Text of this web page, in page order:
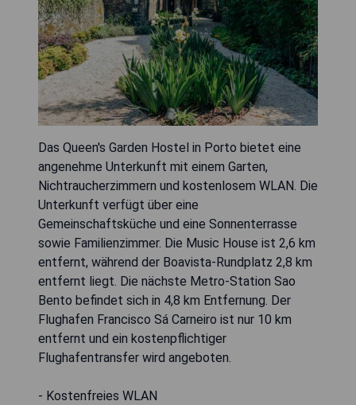
Das Queen's Garden Hostel in Porto bietet eine
angenehme Unterkunft mit einem Garten,
Nichtraucherzimmern und kostenlosem WLAN. Die
Unterkunft verfügt über eine
Gemeinschaftsküche und eine Sonnenterrasse
sowie Familienzimmer. Die Music House ist 2,6 km
entfernt, während der Boavista-Rundplatz 2,8 km
entfernt liegt. Die nächste Metro-Station Sao
Bento befindet sich in 4,8 km Entfernung. Der
Flughafen Francisco Sá Carneiro ist nur 10 km
entfernt und ein kostenpflichtiger
Flughafentransfer wird angeboten.
- Kostenfreies WLAN